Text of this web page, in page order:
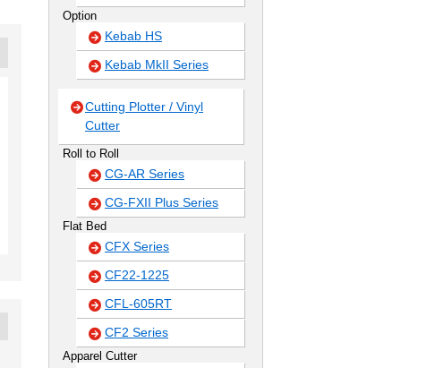
Option
Kebab HS
Kebab MkII Series
Cutting Plotter / Vinyl
Cutter
Roll to Roll
CG-AR Series
CG-FXII Plus Series
Flat Bed
CFX Series
CF22-1225
CFL-605RT
CF2 Series
Apparel Cutter